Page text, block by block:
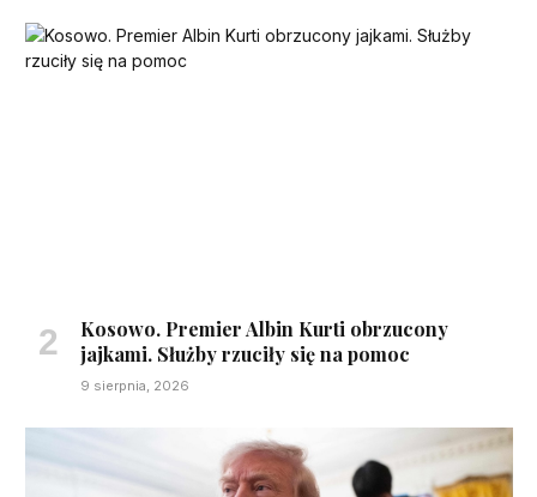
Kosowo. Premier Albin Kurti obrzucony
jajkami. Służby rzuciły się na pomoc
9 sierpnia, 2026